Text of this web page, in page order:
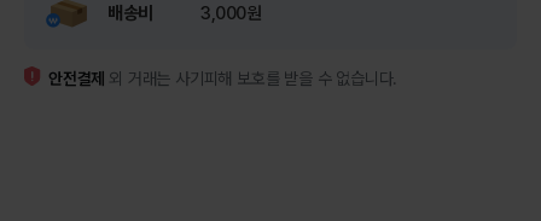
배송비 3,000원
안전결제 외 거래는 사기피해 보호를 받을 수 없습니다.